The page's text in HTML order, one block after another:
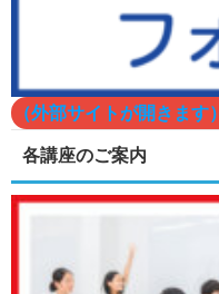
（外部サイトが開きます）
各講座のご案内